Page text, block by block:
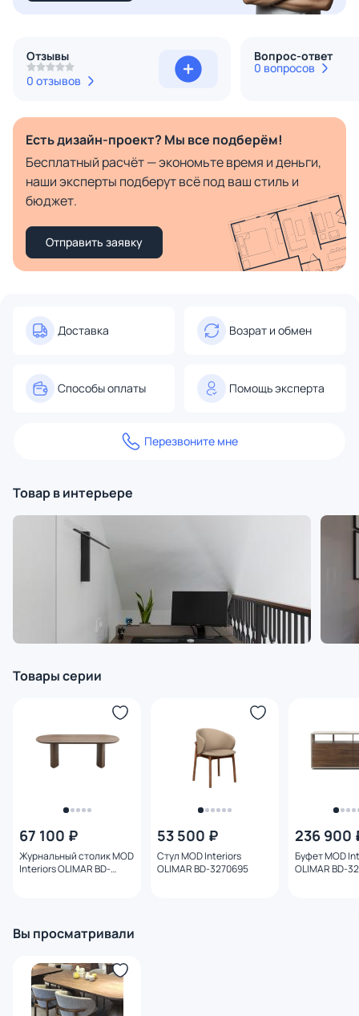
Отзывы
0 отзывов
Вопрос-ответ
0 вопросов
Есть дизайн-проект? Мы все подберём!
Бесплатный расчёт — экономьте время и деньги,
наши эксперты подберут всё под ваш стиль и
бюджет.
Отправить заявку
Доставка Возрат и обмен
Способы оплаты Помощь эксперта
Перезвоните мне
Товар в интерьере
Товары серии
67 100 ₽
Журнальный столик MOD
Interiors OLIMAR BD-
53 500 ₽
Стул MOD Interiors
OLIMAR BD-3270695
236 900
Буфет MOD
OLIMAR BD-
Вы просматривали